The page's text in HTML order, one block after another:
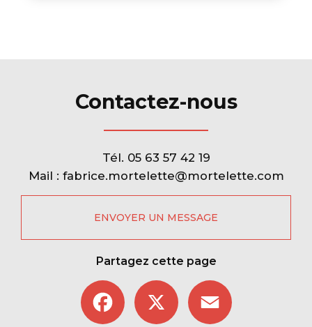
Contactez-nous
Tél. 05 63 57 42 19
Mail : fabrice.mortelette@mortelette.com
ENVOYER UN MESSAGE
Partagez cette page
Facebook